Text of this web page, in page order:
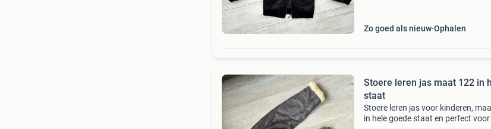
Zo goed als nieuw Ophalen
Stoere leren jas maat 122 in
staat
Stoere leren jas voor kinderen,
in hele goede staat en perfect